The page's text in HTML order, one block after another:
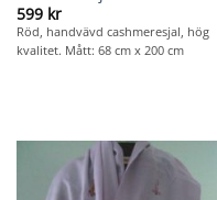
599 kr
Röd, handvävd cashmeresjal, hög
kvalitet. Mått: 68 cm x 200 cm